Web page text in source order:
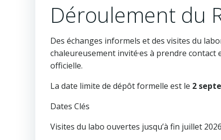
Déroulement du
Des échanges informels et des visites du
chaleureusement invité·es à prendre
officielle.
La date limite de dépôt formelle est le 2
Dates Clés
Visites du labo ouvertes jusqu’à fin juillet 2026